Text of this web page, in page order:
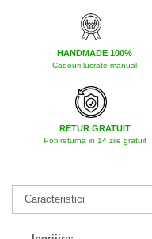
HANDMADE 100%
Cadouri lucrate manual
RETUR GRATUIT
Poti returna in 14 zile gratuit
Caracteristici